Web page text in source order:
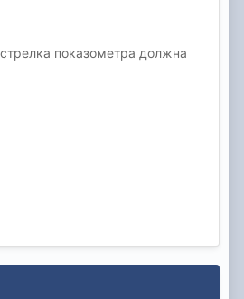
показометра должна